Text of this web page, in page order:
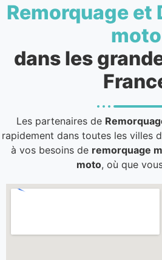
Remorquage et
moto
dans les
Les partenaires de
rapidement dans toutes les villes
à vos besoins de remorquage
moto, où que